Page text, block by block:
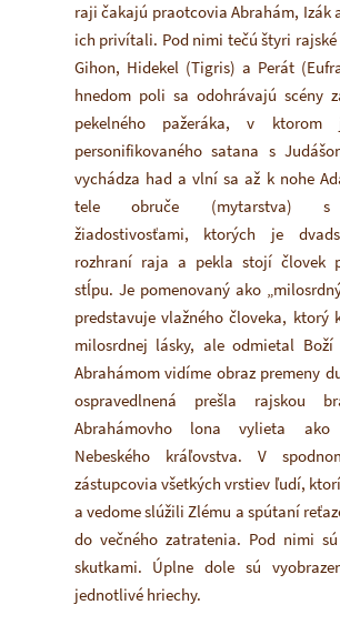
raji čakajú praotcovia Abrahám, Izák
ich privítali. Pod nimi tečú štyri rajské
Gihon, Hidekel (Tigris) a Perát
hnedom poli sa odohrávajú scény
pekelného pažeráka, v ktorom
personifikovaného satana s
vychádza had a vlní sa až k nohe
tele obruče (mytarstva) s
žiadostivosťami, ktorých je
rozhraní raja a pekla stojí človek
stĺpu. Je pomenovaný ako
predstavuje vlažného človeka, ktorý
milosrdnej lásky, ale odmietal Boží
Abrahámom vidíme obraz premeny
ospravedlnená prešla rajskou
Abrahámovho lona vylieta
Nebeského kráľovstva. V
zástupcovia všetkých vrstiev ľudí,
a vedome slúžili Zlému a spútaní
do večného zatratenia. Pod nimi
skutkami. Úplne dole sú
jednotlivé hriechy.